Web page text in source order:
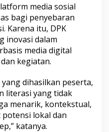
media sosial
bagi penyebaran
Karena itu, DPK
inovasi dalam
media digital
kegiatan.
dihasilkan peserta,
literasi yang tidak
menarik, kontekstual,
lokal dan
katanya.